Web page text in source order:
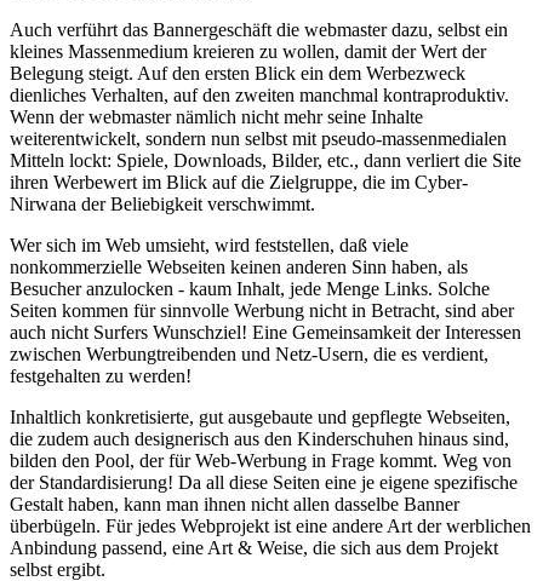
Auch verführt das Bannergeschäft die webmaster dazu, selbst ein
kleines Massenmedium kreieren zu wollen, damit der Wert der
Belegung steigt. Auf den ersten Blick ein dem Werbezweck
dienliches Verhalten, auf den zweiten manchmal kontraproduktiv.
Wenn der webmaster nämlich nicht mehr seine Inhalte
weiterentwickelt, sondern nun selbst mit pseudo-massenmedialen
Mitteln lockt: Spiele, Downloads, Bilder, etc., dann verliert die Site
ihren Werbewert im Blick auf die Zielgruppe, die im Cyber-
Nirwana der Beliebigkeit verschwimmt.
Wer sich im Web umsieht, wird feststellen, daß viele
nonkommerzielle Webseiten keinen anderen Sinn haben, als
Besucher anzulocken - kaum Inhalt, jede Menge Links. Solche
Seiten kommen für sinnvolle Werbung nicht in Betracht, sind aber
auch nicht Surfers Wunschziel! Eine Gemeinsamkeit der Interessen
zwischen Werbungtreibenden und Netz-Usern, die es verdient,
festgehalten zu werden!
Inhaltlich konkretisierte, gut ausgebaute und gepflegte Webseiten,
die zudem auch designerisch aus den Kinderschuhen hinaus sind,
bilden den Pool, der für Web-Werbung in Frage kommt. Weg von
der Standardisierung! Da all diese Seiten eine je eigene spezifische
Gestalt haben, kann man ihnen nicht allen dasselbe Banner
überbügeln. Für jedes Webprojekt ist eine andere Art der werblichen
Anbindung passend, eine Art & Weise, die sich aus dem Projekt
selbst ergibt.